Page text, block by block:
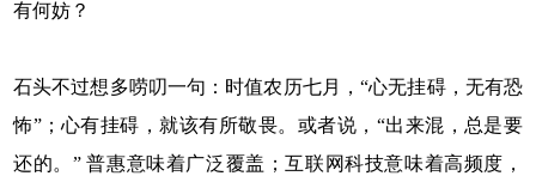
有何妨？
石头不过想多唠叨一句：时值农历七月，“心无挂碍，无有恐
怖”；心有挂碍，就该有所敬畏。或者说，“出来混，总是要
还的。” 普惠意味着广泛覆盖；互联网科技意味着高频度，